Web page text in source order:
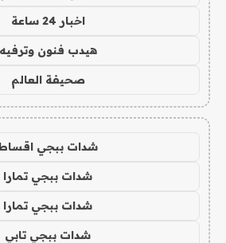
اخبار 24 ساعة
هيدب فنون وترفيه
صحيفة العالم
شدات ببجي
شدات ببجي تمارا
شدات ببجي تمارا
شدات ببجي تابي